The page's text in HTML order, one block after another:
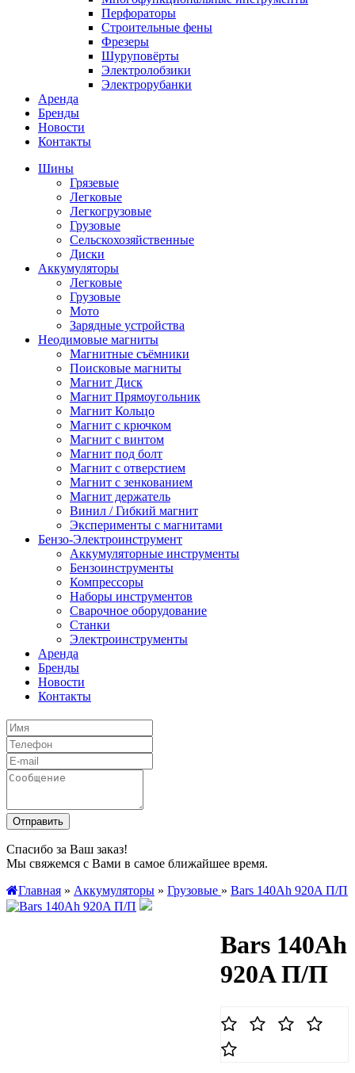
Перфораторы
Строительные фены
Фрезеры
Шуруповёрты
Электролобзики
Электрорубанки
Аренда
Бренды
Новости
Контакты
Шины
Грязевые
Легковые
Легкогрузовые
Грузовые
Сельскохозяйственные
Диски
Аккумуляторы
Легковые
Грузовые
Мото
Зарядные устройства
Неодимовые магниты
Магнитные съёмники
Поисковые магниты
Магнит Диск
Магнит Пря­мо­уголь­ник
Магнит Кольцо
Магнит с крючком
Магнит с винтом
Магнит под болт
Магнит с отверстием
Магнит с зенкованием
Магнит держатель
Винил / Гибкий магнит
Эксперименты с магнитами
Бензо-Электроинструмент
Аккумуляторные инструменты
Бензоинструменты
Компрессоры
Наборы инструментов
Сварочное оборудование
Станки
Электроинструменты
Аренда
Бренды
Новости
Контакты
Спасибо за Ваш заказ!
Мы свяжемся с Вами в самое ближайшее время.
Главная » Аккумуляторы » Грузовые » Bars 140Ah 920A П/П
Bars 140Ah
920A П/П